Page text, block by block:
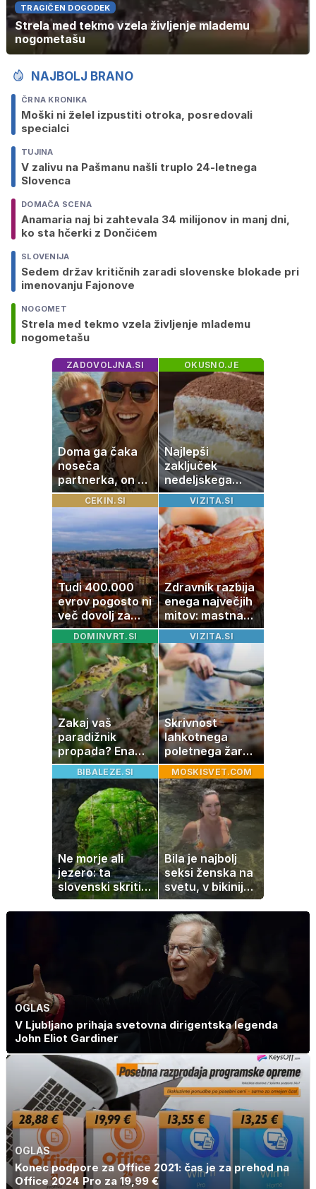
TRAGIČEN DOGODEK
Strela med tekmo vzela življenje mlademu
nogometašu
NAJBOLJ BRANO
ČRNA KRONIKA
Moški ni želel izpustiti otroka, posredovali
specialci
TUJINA
V zalivu na Pašmanu našli truplo 24-letnega
Slovenca
DOMAČA SCENA
Anamaria naj bi zahtevala 34 milijonov in manj dni,
ko sta hčerki z Dončićem
SLOVENIJA
Sedem držav kritičnih zaradi slovenske blokade pri
imenovanju Fajonove
NOGOMET
Strela med tekmo vzela življenje mlademu
nogometašu
ZADOVOLJNA.SI
Doma ga čaka
noseča
partnerka, on pa
dopustuje z
drugo
OKUSNO.JE
Najlepši
zaključek
nedeljskega
kosila: 8 sladic
brez peke, ki se
jih vsi veselijo
CEKIN.SI
Tudi 400.000
evrov pogosto ni
več dovolj za
nakup
stanovanja
VIZITA.SI
Zdravnik razbija
enega največjih
mitov: mastna
jetra ne
nastanejo zaradi
slanine, temveč
zaradi živila, ki
ga imamo vsi
radi
DOMINVRT.SI
Zakaj vaš
paradižnik
propada? Ena
napaka lahko
uniči rastline –
tako jih rešite
VIZITA.SI
Skrivnost
lahkotnega
poletnega žara,
po katerem ne
boste
potrebovali
popoldanskega
spanca
BIBALEZE.SI
Ne morje ali
jezero: ta
slovenski skriti
raj je kot
ustvarjen za
MOSKISVET.COM
Bila je najbolj
seksi ženska na
svetu, v bikiniju
znova navdušila
OGLAS
V Ljubljano prihaja svetovna dirigentska legenda
John Eliot Gardiner
OGLAS
Konec podpore za Office 2021: čas je za prehod na
Office 2024 Pro za 19,99 €